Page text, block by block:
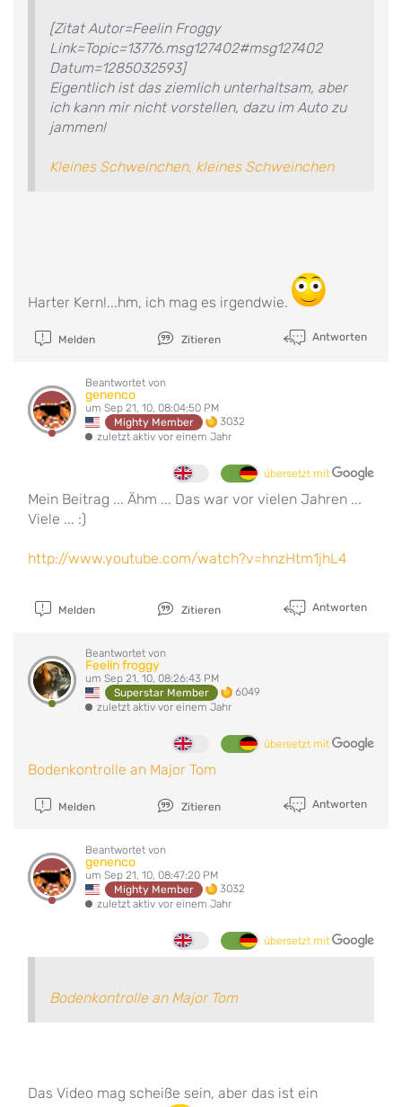
[Zitat Autor=Feelin Froggy
Link=Topic=13776.msg127402#msg127402
Datum=1285032593]
Eigentlich ist das ziemlich unterhaltsam, aber
ich kann mir nicht vorstellen, dazu im Auto zu
jammen!
Kleines Schweinchen, kleines Schweinchen
Harter Kern!...hm, ich mag es irgendwie.
Melden Zitieren Antworten
Beantwortet von
genenco
um Sep 21, 10, 08:04:50 PM
Mighty Member
3032
zuletzt aktiv vor einem Jahr
übersetzt mit
Mein Beitrag ... Ähm ... Das war vor vielen Jahren ...
Viele ... :)
http://www.youtube.com/watch?v=hnzHtm1jhL4
Melden Zitieren Antworten
Beantwortet von
Feelin froggy
um Sep 21, 10, 08:26:43 PM
Superstar Member
6049
zuletzt aktiv vor einem Jahr
übersetzt mit
Bodenkontrolle an Major Tom
Melden Zitieren Antworten
Beantwortet von
genenco
um Sep 21, 10, 08:47:20 PM
Mighty Member
3032
zuletzt aktiv vor einem Jahr
übersetzt mit
Bodenkontrolle an Major Tom
Das Video mag scheiße sein, aber das ist ein